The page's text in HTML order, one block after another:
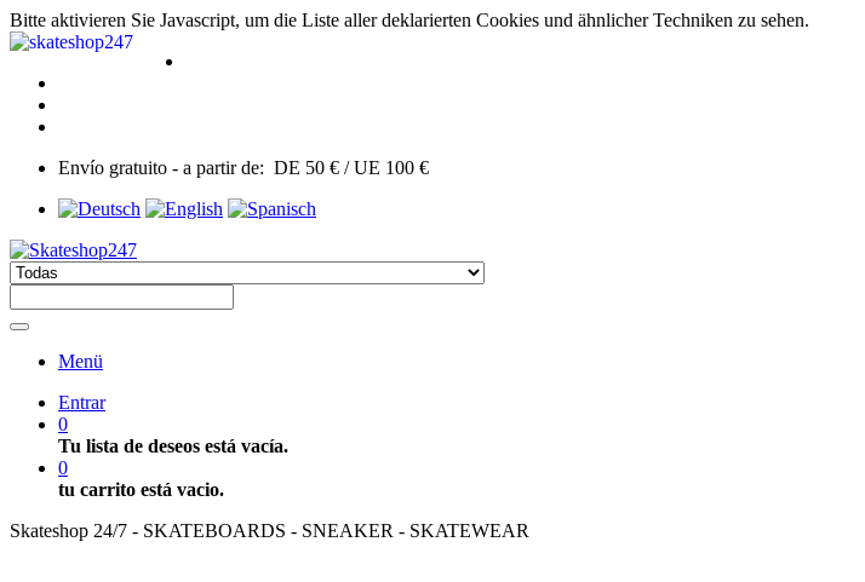
Bitte aktivieren Sie Javascript, um die Liste aller deklarierten Cookies und ähnlicher Techniken zu sehen.
Envío gratuito - a partir de: DE 50 € / UE 100 €
Menü
Entrar
0
Tu lista de deseos está vacía.
0
tu carrito está vacio.
Skateshop 24/7 - SKATEBOARDS - SNEAKER - SKATEWEAR